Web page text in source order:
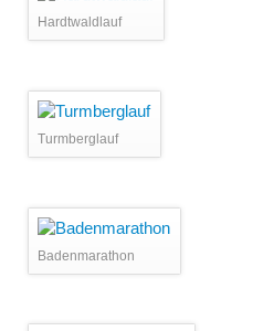
Hardtwaldlauf
Turmberglauf
Badenmarathon